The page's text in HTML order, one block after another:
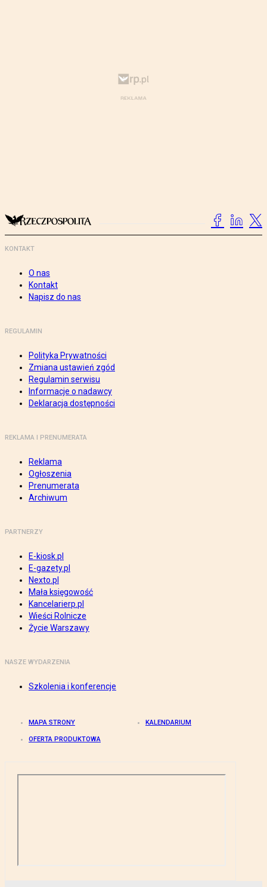
KONTAKT
O nas
Kontakt
Napisz do nas
REGULAMIN
Polityka Prywatności
Zmiana ustawień zgód
Regulamin serwisu
Informacje o nadawcy
Deklaracja dostępności
REKLAMA I PRENUMERATA
Reklama
Ogłoszenia
Prenumerata
Archiwum
PARTNERZY
E-kiosk.pl
E-gazety.pl
Nexto.pl
Mała księgowość
Kancelarierp.pl
Wieści Rolnicze
Życie Warszawy
NASZE WYDARZENIA
Szkolenia i konferencje
MAPA STRONY KALENDARIUM
OFERTA PRODUKTOWA